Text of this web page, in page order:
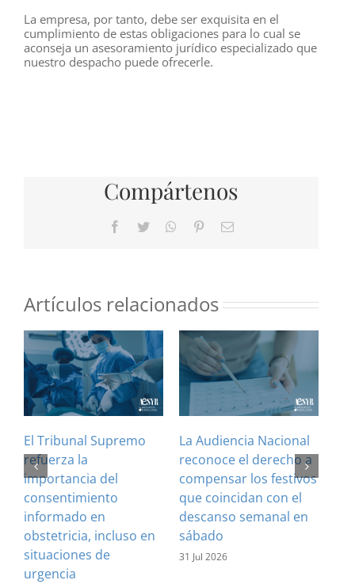
La empresa, por tanto, debe ser exquisita en el
cumplimiento de estas obligaciones para lo cual se
aconseja un asesoramiento jurídico especializado que
nuestro despacho puede ofrecerle.
Compártenos
Facebook
Twitter WhatsApp
PinterestCorreo
Artículos relacionados
El Tribunal Supremo
refuerza la
importancia del
consentimiento
informado en
obstetricia, incluso en
situaciones de
urgencia
La Audiencia Nacional
reconoce el derecho a
compensar los festivos
que coincidan con el
descanso semanal en
sábado
31 Jul 2026